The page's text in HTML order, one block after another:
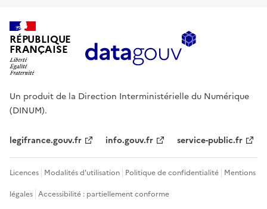
RÉPUBLIQUE
FRANÇAISE
Un produit de la Direction Interministérielle du Numérique
(DINUM).
legifrance.gouv.fr info.gouv.fr service-public.fr
Licences Modalités d'utilisation Politique de confidentialité Mentions
légales Accessibilité : partiellement conforme